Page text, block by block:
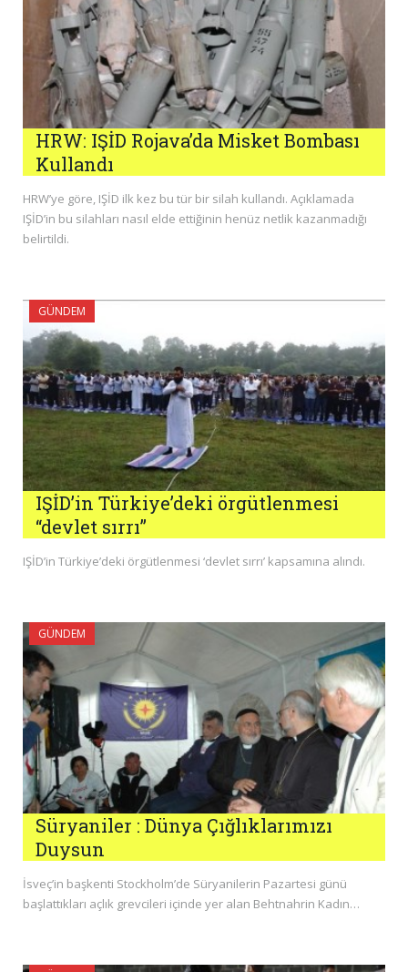
HRW: IŞİD Rojava’da Misket Bombası
Kullandı
HRW’ye göre, IŞİD ilk kez bu tür bir silah kullandı. Açıklamada
IŞİD’in bu silahları nasıl elde ettiğinin henüz netlik kazanmadığı
belirtildi.
GÜNDEM
IŞİD’in Türkiye’deki örgütlenmesi
“devlet sırrı”
IŞİD’in Türkiye’deki örgütlenmesi ‘devlet sırrı’ kapsamına alındı.
GÜNDEM
Süryaniler : Dünya Çığlıklarımızı
Duysun
İsveç’in başkenti Stockholm’de Süryanilerin Pazartesi günü
başlattıkları açlık grevcileri içinde yer alan Behtnahrin Kadın…